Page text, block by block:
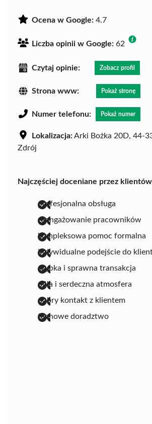
Ocena w Google: 4.7
Liczba opinii w Google: 62
Czytaj opinie: Zobacz profil
Strona www: Pokaż stronę
Numer telefonu: Pokaż numer
Lokalizacja:Arki Bożka 20D, 44-
Zdrój
Najczęściej doceniane przez
profesjonalna obsługa
zaangażowanie pracowników
kompleksowa pomoc formalna
indywidualne podejście do
szybka i sprawna transakcja
miła i serdeczna atmosfera
dobry kontakt z klientem
fachowe doradztwo